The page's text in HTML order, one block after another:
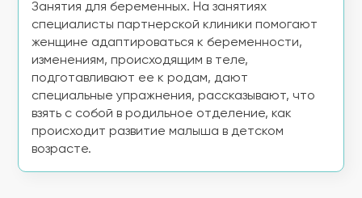
Занятия для беременных. На занятиях
специалисты партнерской клиники помогают
женщине адаптироваться к беременности,
изменениям, происходящим в теле,
подготавливают ее к родам, дают
специальные упражнения, рассказывают, что
взять с собой в родильное отделение, как
происходит развитие малыша в детском
возрасте.